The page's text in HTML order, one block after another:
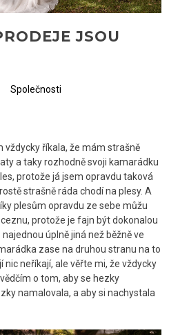
JSOU
Společnosti
vždycky říkala, že mám strašně
a taky rozhodně svoji kamarádku
protože já jsem opravdu taková
strašně ráda chodí na plesy. A
plesům opravdu ze sebe můžu
protože je fajn být dokonalou
úplně jiná než běžně ve
zase na druhou stranu na to
nic neříkají, ale věřte mi, že vždycky
o tom, aby se hezky
namalovala, a aby si nachystala